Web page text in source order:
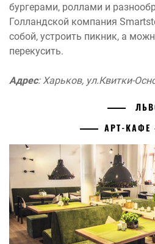
бургерами, роллами и
Голландской компания
собой, устроить пикник, а
перекусить.
Адрес: Харьков, ул.Квитки-
АРТ-КАФЕ